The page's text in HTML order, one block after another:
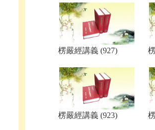
楞嚴經講義 (927)
楞嚴經講義 (923)